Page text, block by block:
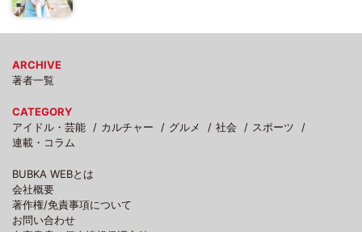
ARCHIVE
著者一覧
CATEGORY
アイドル・芸能
カルチャー グルメ 社会
スポーツ
連載・コラム
BUBKA WEBとは
会社概要
著作権/免責事項について
お問い合わせ